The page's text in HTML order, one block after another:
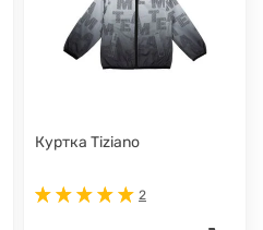
Куртка Tiziano
2